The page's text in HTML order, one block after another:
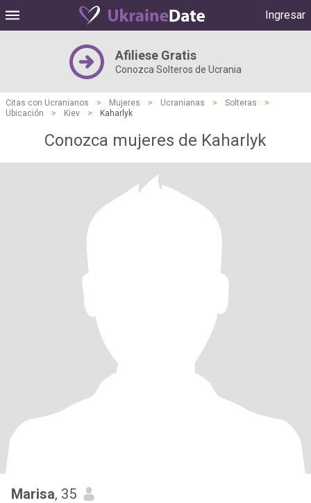
Ingresar
Afiliese Gratis
Conozca Solteros de Ucrania
Citas con Ucranianos > Mujeres > Ucranianas > Solteras
>
Ubicación
> Kiev > Kaharlyk
Conozca mujeres de Kaharlyk
Marisa, 35